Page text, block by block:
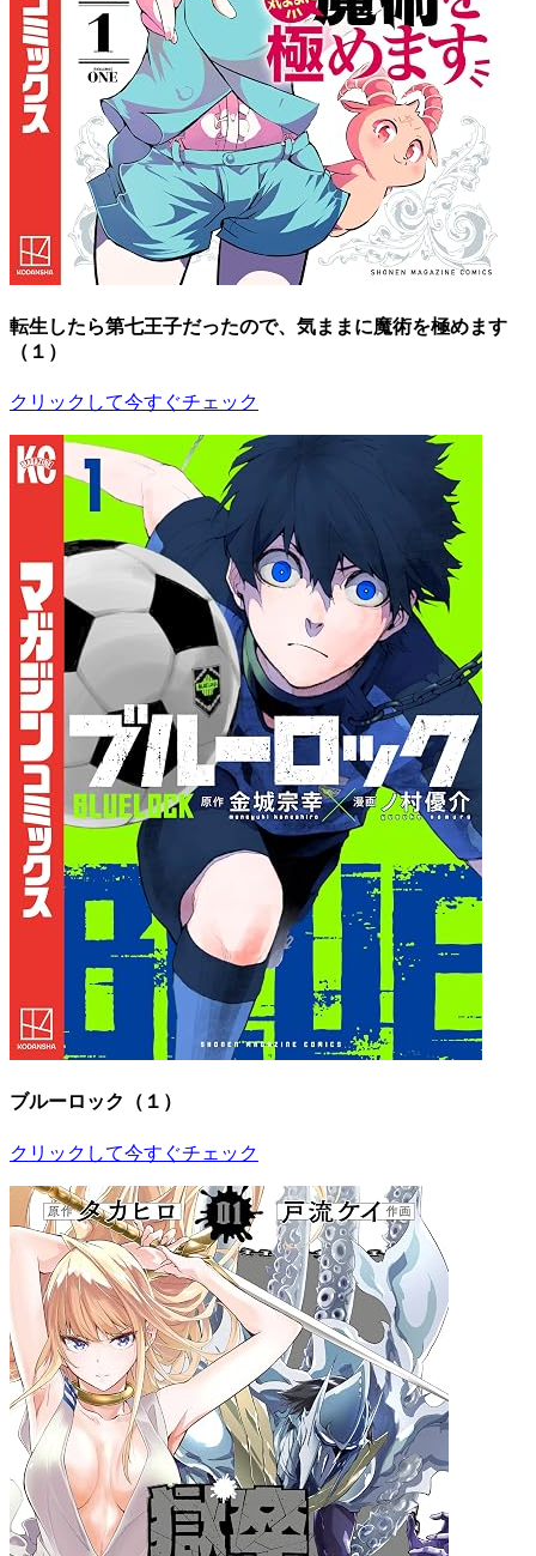
転生したら第七王子だったので、気ままに魔術を極めます
（１）
クリックして今すぐチェック
ブルーロック（１）
クリックして今すぐチェック